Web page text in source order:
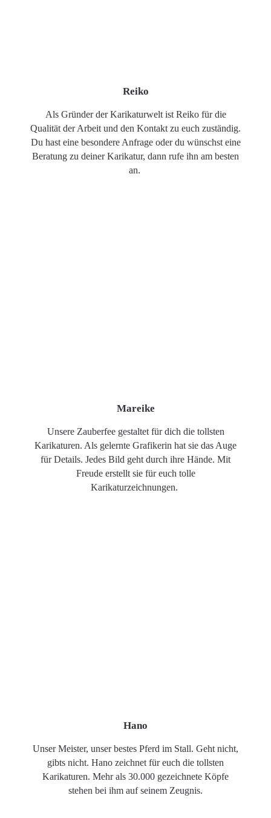
Reiko
Als Gründer der Karikaturwelt ist Reiko für die
Qualität der Arbeit und den Kontakt zu euch zuständig.
Du hast eine besondere Anfrage oder du wünschst eine
Beratung zu deiner Karikatur, dann rufe ihn am besten
an.
Mareike
Unsere Zauberfee gestaltet für dich die tollsten
Karikaturen. Als gelernte Grafikerin hat sie das Auge
für Details. Jedes Bild geht durch ihre Hände. Mit
Freude erstellt sie für euch tolle
Karikaturzeichnungen.
Hano
Unser Meister, unser bestes Pferd im Stall. Geht nicht,
gibts nicht. Hano zeichnet für euch die tollsten
Karikaturen. Mehr als 30.000 gezeichnete Köpfe
stehen bei ihm auf seinem Zeugnis.